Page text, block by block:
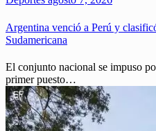
Argentina venció a Perú y
Sudamericana
El conjunto nacional se impuso
primer puesto…